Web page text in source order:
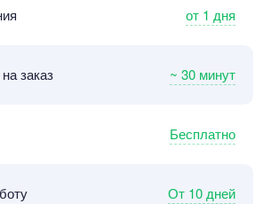
от 1 дня
заказ ~ 30 минут
Бесплатно
От 10 дней